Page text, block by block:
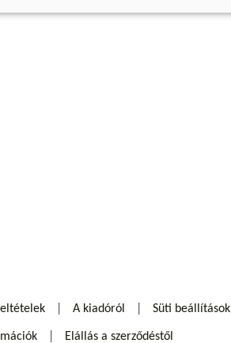
A kiadóról Süti beállítások
Elállás a szerződéstől